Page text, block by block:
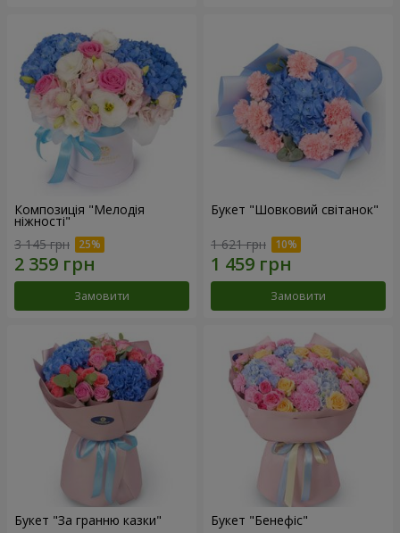
Композиція "Мелодія
ніжності"
3 145 грн
Замовити
Букет "Шовковий світанок"
1 621 грн
Замовити
Букет "За гранню казки" Букет "Бенефіс"